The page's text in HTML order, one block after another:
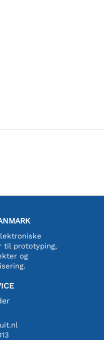
til prototyping,
og